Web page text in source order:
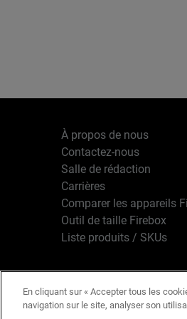
À propos de nous
Contactez-nous
Salle de rédaction
Carrières
Comparer les appareils
Outil de taille Firebox
Liste produits / SKUs
Français
En cliquant sur « Accepter tous les
navigation sur le site, analyser son